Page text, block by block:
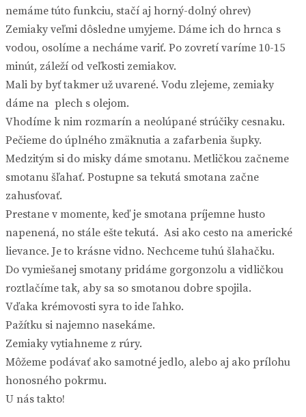
nemáme túto funkciu, stačí aj horný-dolný ohrev)
Zemiaky veľmi dôsledne umyjeme. Dáme ich do hrnca s
vodou, osolíme a necháme variť. Po zovretí varíme 10-15
minút, záleží od veľkosti zemiakov.
Mali by byť takmer už uvarené. Vodu zlejeme, zemiaky
dáme na plech s olejom.
Vhodíme k nim rozmarín a neolúpané strúčiky cesnaku.
Pečieme do úplného zmäknutia a zafarbenia šupky.
Medzitým si do misky dáme smotanu. Metličkou začneme
smotanu šľahať. Postupne sa tekutá smotana začne
zahusťovať.
Prestane v momente, keď je smotana príjemne husto
napenená, no stále ešte tekutá. Asi ako cesto na americké
lievance. Je to krásne vidno. Nechceme tuhú šlahačku.
Do vymiešanej smotany pridáme gorgonzolu a vidličkou
roztlačíme tak, aby sa so smotanou dobre spojila.
Vďaka krémovosti syra to ide ľahko.
Pažítku si najemno nasekáme.
Zemiaky vytiahneme z rúry.
Môžeme podávať ako samotné jedlo, alebo aj ako prílohu
honosného pokrmu.
U nás takto!